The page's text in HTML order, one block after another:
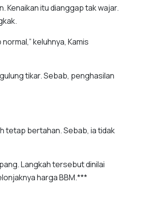
Kenaikan itu dianggap tak wajar.
keluhnya, Kamis
tikar. Sebab, penghasilan
tetap bertahan. Sebab, ia tidak
Langkah tersebut dinilai
harga BBM.***